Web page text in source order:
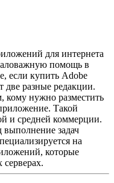
для интернета
помощь в
если купить Adobe
две разные редакции.
кому нужно разместить
Такой
и средней коммерции.
выполнение задач
на
которые